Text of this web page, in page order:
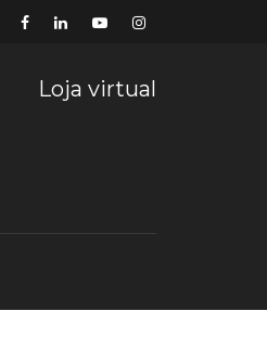
Loja virtual